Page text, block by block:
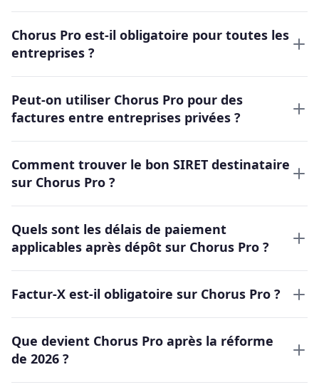
Chorus Pro est-il obligatoire pour toutes les
entreprises ?
Peut-on utiliser Chorus Pro pour des
factures entre entreprises privées ?
Comment trouver le bon SIRET destinataire
sur Chorus Pro ?
Quels sont les délais de paiement
applicables après dépôt sur Chorus Pro ?
Factur-X est-il obligatoire sur Chorus Pro ?
Que devient Chorus Pro après la réforme
de 2026 ?